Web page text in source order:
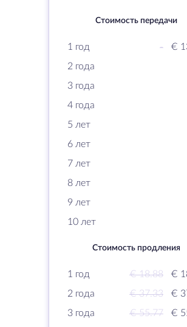
Стоимость передачи
1 год -
€
2 года
3 года
4 года
5 лет
6 лет
7 лет
8 лет
9 лет
10 лет
Стоимость продления
1 год € 18.88
€
2 года
€ 37.33
€
3 года
€ 55.77
€